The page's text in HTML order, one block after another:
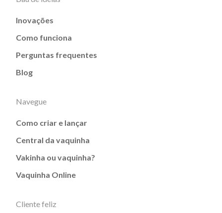
Inovações
Como funciona
Perguntas frequentes
Blog
Navegue
Como criar e lançar
Central da vaquinha
Vakinha ou vaquinha?
Vaquinha Online
Cliente feliz